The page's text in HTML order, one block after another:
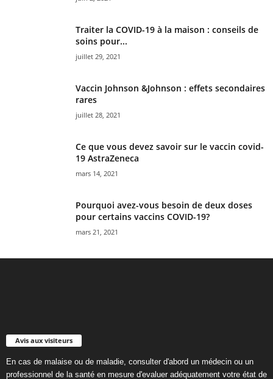
Traiter la COVID-19 à la maison : conseils de
soins pour...
juillet 29, 2021
Vaccin Johnson &Johnson : effets secondaires
rares
juillet 28, 2021
Ce que vous devez savoir sur le vaccin covid-
19 AstraZeneca
mars 14, 2021
Pourquoi avez-vous besoin de deux doses
pour certains vaccins COVID-19?
mars 21, 2021
Avis aux visiteurs
En cas de malaise ou de maladie, consulter d'abord un médecin ou un
professionnel de la santé en mesure d'evaluer adéquatement votre état de